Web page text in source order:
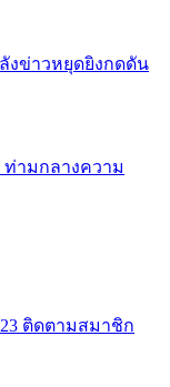
ลังข่าวหยุดยิงกดดัน
ท่ามกลางความ
ติดตามสมาชิก